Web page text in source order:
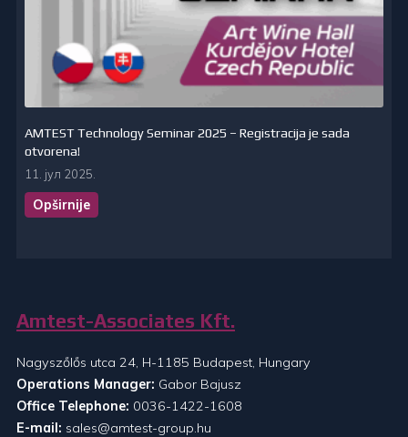
AMTEST Technology Seminar 2025 – Registracija je sada
otvorena!
11. јул 2025.
Opširnije
Amtest-Associates Kft.
Nagyszőlős utca 24, H-1185 Budapest, Hungary
Operations Manager: Gabor Bajusz
Office Telephone: 0036-1422-1608
E-mail: sales@amtest-group.hu